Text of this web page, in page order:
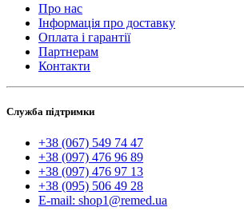
Про нас
Інформація про доставку
Оплата і гарантії
Партнерам
Контакти
Служба підтримки
+38 (067) 549 74 47
+38 (097) 476 96 89
+38 (097) 476 97 13
+38 (095) 506 49 28
E-mail: shop1@remed.ua